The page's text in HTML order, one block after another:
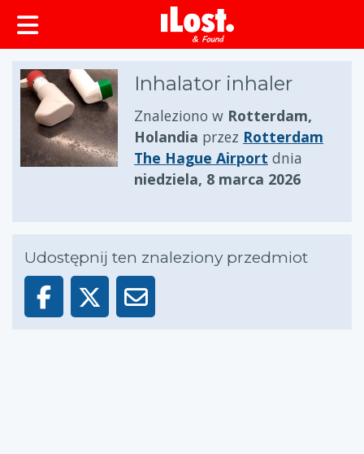
zawartości
Inhalator inhaler
Znaleziono w Rotterdam,
Holandia przez Rotterdam
The Hague Airport dnia
niedziela, 8 marca 2026
Udostępnij ten znaleziony przedmiot